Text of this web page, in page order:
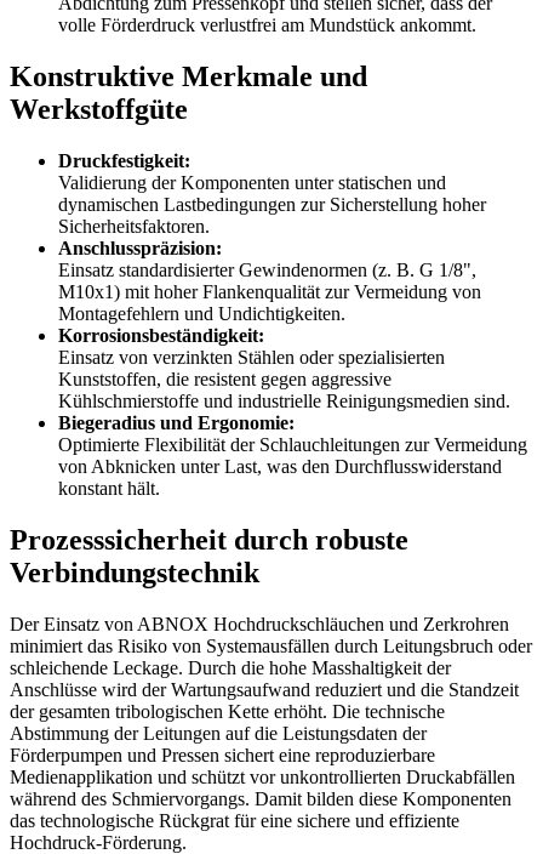
volle Förderdruck verlustfrei am Mundstück ankommt.
Konstruktive Merkmale und
Werkstoffgüte
Druckfestigkeit:
Validierung der Komponenten unter statischen und
dynamischen Lastbedingungen zur Sicherstellung hoher
Sicherheitsfaktoren.
Anschlusspräzision:
Einsatz standardisierter Gewindenormen (z. B. G 1/8",
M10x1) mit hoher Flankenqualität zur Vermeidung von
Montagefehlern und Undichtigkeiten.
Korrosionsbeständigkeit:
Einsatz von verzinkten Stählen oder spezialisierten
Kunststoffen, die resistent gegen aggressive
Kühlschmierstoffe und industrielle Reinigungsmedien sind.
Biegeradius und Ergonomie:
Optimierte Flexibilität der Schlauchleitungen zur Vermeidung
von Abknicken unter Last, was den Durchflusswiderstand
konstant hält.
Prozesssicherheit durch robuste
Verbindungstechnik
Der Einsatz von ABNOX Hochdruckschläuchen und Zerkrohren
minimiert das Risiko von Systemausfällen durch Leitungsbruch oder
schleichende Leckage. Durch die hohe Masshaltigkeit der
Anschlüsse wird der Wartungsaufwand reduziert und die Standzeit
der gesamten tribologischen Kette erhöht. Die technische
Abstimmung der Leitungen auf die Leistungsdaten der
Förderpumpen und Pressen sichert eine reproduzierbare
Medienapplikation und schützt vor unkontrollierten Druckabfällen
während des Schmiervorgangs. Damit bilden diese Komponenten
das technologische Rückgrat für eine sichere und effiziente
Hochdruck-Förderung.